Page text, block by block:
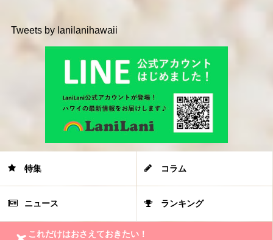
Tweets by lanilanihawaii
特集 コラム
ニュース ランキング
これだけはおさえておきたい！